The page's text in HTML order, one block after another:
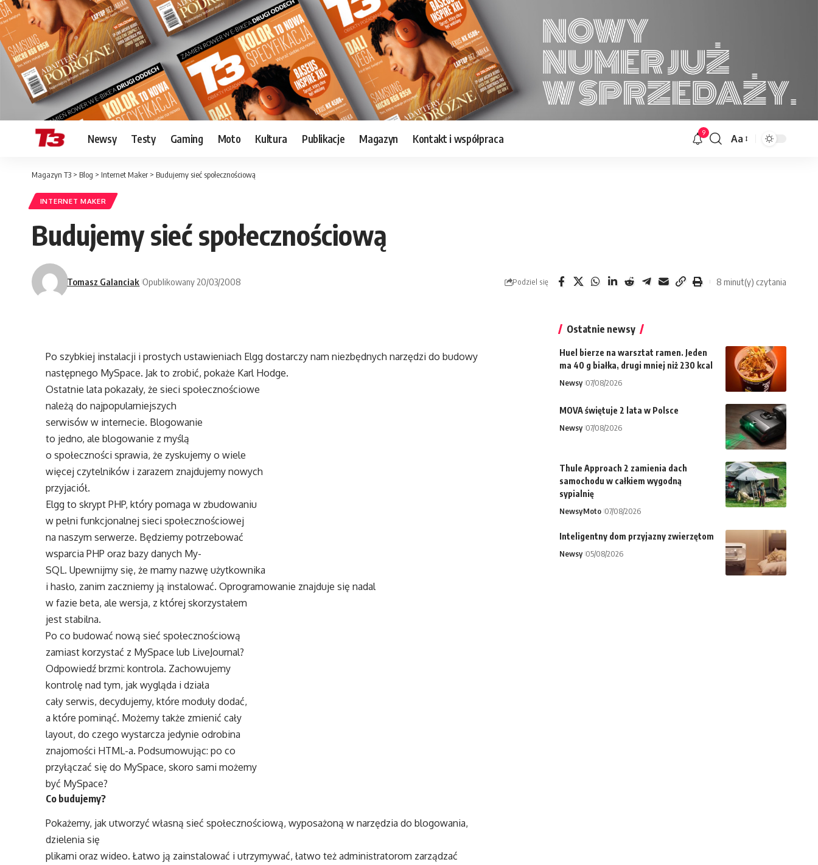
Newsy Testy Gaming Moto Kultura Publikacje Magazyn Kontakt i współpraca 9
Font
Aa
Magazyn T3 > Blog > Internet Maker > Budujemy sieć społecznościową
INTERNET MAKER
Budujemy sieć społecznościową
Tomasz Galanciak Opublikowany 20/03/2008 Podziel się 8 minut(y) czytania
Po szybkiej instalacji i prostych ustawieniach Elgg dostarczy nam niezbędnych narzędzi do budowy
następnego MySpace. Jak to zrobić, pokaże Karl Hodge.
Ostatnie lata pokazały, że sieci społecznościowe
należą do najpopularniejszych
serwisów w internecie. Blogowanie
to jedno, ale blogowanie z myślą
o społeczności sprawia, że zyskujemy o wiele
więcej czytelników i zarazem znajdujemy nowych
przyjaciół.
Elgg to skrypt PHP, który pomaga w zbudowaniu
w pełni funkcjonalnej sieci społecznościowej
na naszym serwerze. Będziemy potrzebować
wsparcia PHP oraz bazy danych My-
SQL. Upewnijmy się, że mamy nazwę użytkownika
i hasło, zanim zaczniemy ją instalować. Oprogramowanie znajduje się nadal
w fazie beta, ale wersja, z której skorzystałem
jest stabilna.
Po co budować nową sieć społecznościową
zamiast korzystać z MySpace lub LiveJournal?
Odpowiedź brzmi: kontrola. Zachowujemy
kontrolę nad tym, jak wygląda i działa
cały serwis, decydujemy, które moduły dodać,
a które pominąć. Możemy także zmienić cały
layout, do czego wystarcza jedynie odrobina
znajomości HTML-a. Podsumowując: po co
przyłączać się do MySpace, skoro sami możemy
być MySpace?
Co budujemy?
Pokażemy, jak utworzyć własną sieć społecznościową, wyposażoną w narzędzia do blogowania,
dzielenia się
plikami oraz wideo. Łatwo ją zainstalować i utrzymywać, łatwo też administratorom zarządzać
Ostatnie newsy
Huel bierze na warsztat ramen. Jeden
ma 40 g białka, drugi mniej niż 230 kcal
Newsy 07/08/2026
MOVA świętuje 2 lata w Polsce
Newsy 07/08/2026
Thule Approach 2 zamienia dach
samochodu w całkiem wygodną
sypialnię
NewsyMoto 07/08/2026
Inteligentny dom przyjazny zwierzętom
Newsy 05/08/2026